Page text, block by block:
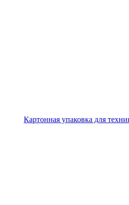
Картонная упаковка для